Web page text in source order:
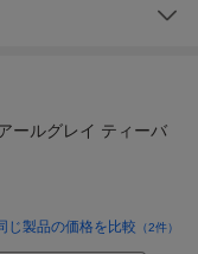
ールグレイ ティーバ
じ製品の価格を比較 （2件）